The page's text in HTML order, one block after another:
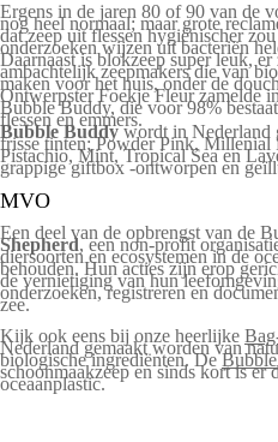
Ergens in de jaren 80 of 90 van de
nog heel normaal; maar grote
dat zeep uit flessen hygiënischer
onderzoeken wijzen uit bacteriën
Daarnaast is blokzeep super leuk,
ambachtelijk zeepmakers die van
maken voor het huis, onder de
Ontwerpster Foekje Fleur zamelde
Bubble Buddy, die voor 98%
flessen en emmers.
Bubble Buddywordt in Nederland
frisse tinten; Powder Pink,
Pistachio, Mint, Tropical Sea en
grappige giftbox -ontworpen en
MVO
Een deel van de opbrengst van de
Shepherd, een non-profit
diersoorten en ecosystemen in de
behouden. Hun acties zijn erop
de vernietiging van hun
onderzoeken, registreren en
zee.
Kijk ook eens bij onze heerlijke
Nederland gemaakt worden van
biologische ingrediënten. De
schoonmaakzeep en sinds kort is er
oceaanplastic.